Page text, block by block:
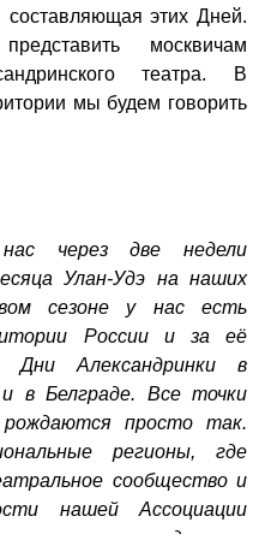
составляющая этих Дней.
москвичам
театра. В
мы будем говорить
через две недели
Улан-Удэ на наших
сезоне у нас есть
России и за её
Дни Александринки в
в Белграде. Все точки
просто так.
регионы, где
сообщество и
нашей Ассоциации